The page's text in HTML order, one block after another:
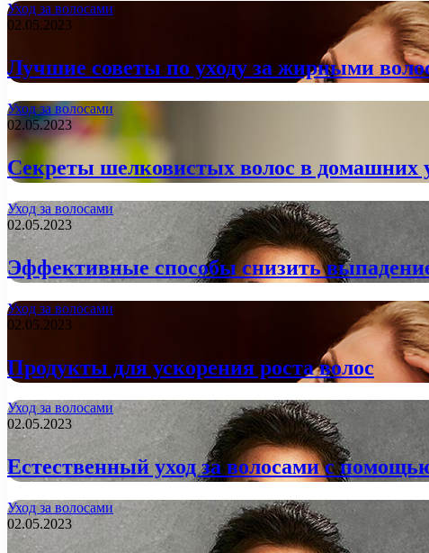
Уход за волосами
02.05.2023
Лучшие советы по уходу за жирными
Уход за волосами
02.05.2023
Секреты шелковистых волос в домашних
Уход за волосами
02.05.2023
Эффективные способы снизить
Уход за волосами
02.05.2023
Продукты для ускорения роста волос
Уход за волосами
02.05.2023
Естественный уход за волосами с
Уход за волосами
02.05.2023